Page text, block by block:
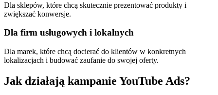
Dla sklepów, które chcą skutecznie prezentować produkty i
zwiększać konwersje.
Dla firm usługowych i lokalnych
Dla marek, które chcą docierać do klientów w konkretnych
lokalizacjach i budować zaufanie do swojej oferty.
Jak działają kampanie YouTube Ads?